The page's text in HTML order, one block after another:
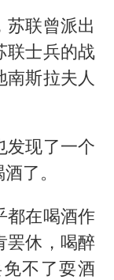
苏联曾派出
联士兵的战
斯拉夫人
发现了一个
了。
都在喝酒作
罢休，喝醉
不了耍酒